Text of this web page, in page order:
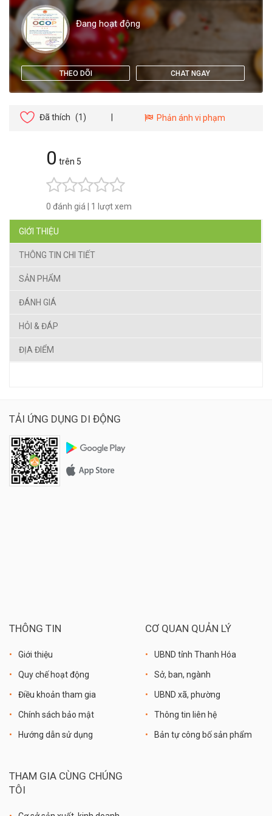
Đang hoạt động
THEO DÕI CHAT NGAY
Đã thích (1) Phản ánh vi phạm
0 trên 5
0 đánh giá 1 lượt xem
GIỚI THIỆU
THÔNG TIN CHI TIẾT
SẢN PHẨM
ĐÁNH GIÁ
HỎI & ĐÁP
ĐỊA ĐIỂM
TẢI ỨNG DỤNG DI ĐỘNG
THÔNG TIN
Giới thiệu
Quy chế hoạt động
Điều khoản tham gia
Chính sách bảo mật
Hướng dẫn sử dụng
CƠ QUAN QUẢN LÝ
UBND tỉnh Thanh Hóa
Sở, ban, ngành
UBND xã, phường
Thông tin liên hệ
Bản tự công bố sản phẩm
THAM GIA CÙNG CHÚNG
TÔI